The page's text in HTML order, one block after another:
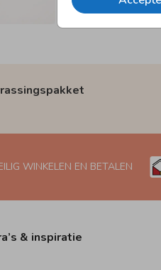
WINKELEN EN BETALEN
& inspiratie